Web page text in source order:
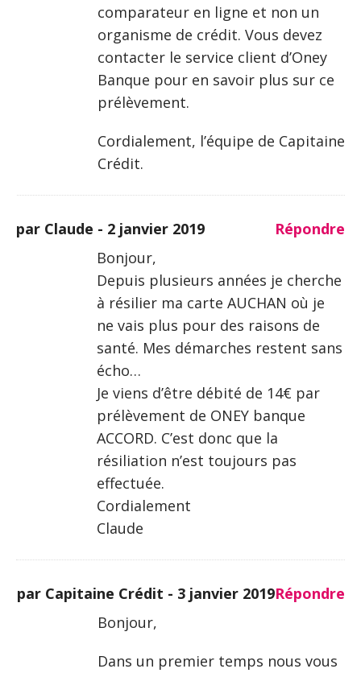
comparateur en ligne et non un
organisme de crédit. Vous devez
contacter le service client d’Oney
Banque pour en savoir plus sur ce
prélèvement.
Cordialement, l’équipe de Capitaine
Crédit.
par Claude - 2 janvier 2019
Répondre
Bonjour,
Depuis plusieurs années je cherche
à résilier ma carte AUCHAN où je
ne vais plus pour des raisons de
santé. Mes démarches restent sans
écho…
Je viens d’être débité de 14€ par
prélèvement de ONEY banque
ACCORD. C’est donc que la
résiliation n’est toujours pas
effectuée.
Cordialement
Claude
par Capitaine Crédit - 3 janvier 2019Répondre
Bonjour,
Dans un premier temps nous vous